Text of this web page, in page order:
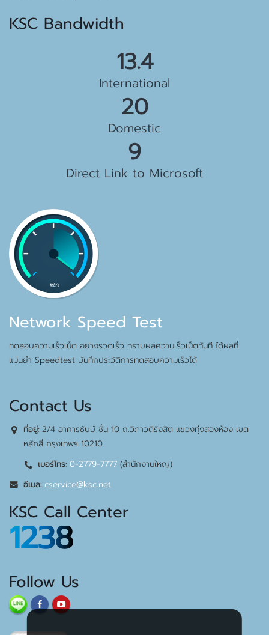
KSC Bandwidth
15.5 Gbps
International
23 Gbps
Domestic
10 Gbps
Direct Link to Microsoft
Network Speed Test
ทดสอบความเร็วเน็ต อย่างรวดเร็ว ทราบผลความเร็วเน็ตทันที ได้ผลที่
แม่นยำ Speedtest บันทึกประวัติการทดสอบความเร็วได้
Contact Us
ที่อยู่:2/4 อาคารชับบ์ ชั้น 10 ถ.วิภาวดีรังสิต แขวงทุ่งสองห้อง เขต
หลักสี่ กรุงเทพฯ 10210
เบอร์โทร: 0-2779-7777 (สำนักงานใหญ่)
อีเมล: cservice@ksc.net
KSC Call Center
1238
Follow Us